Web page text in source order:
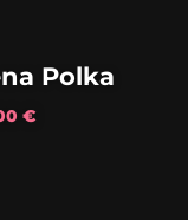
Polka
€